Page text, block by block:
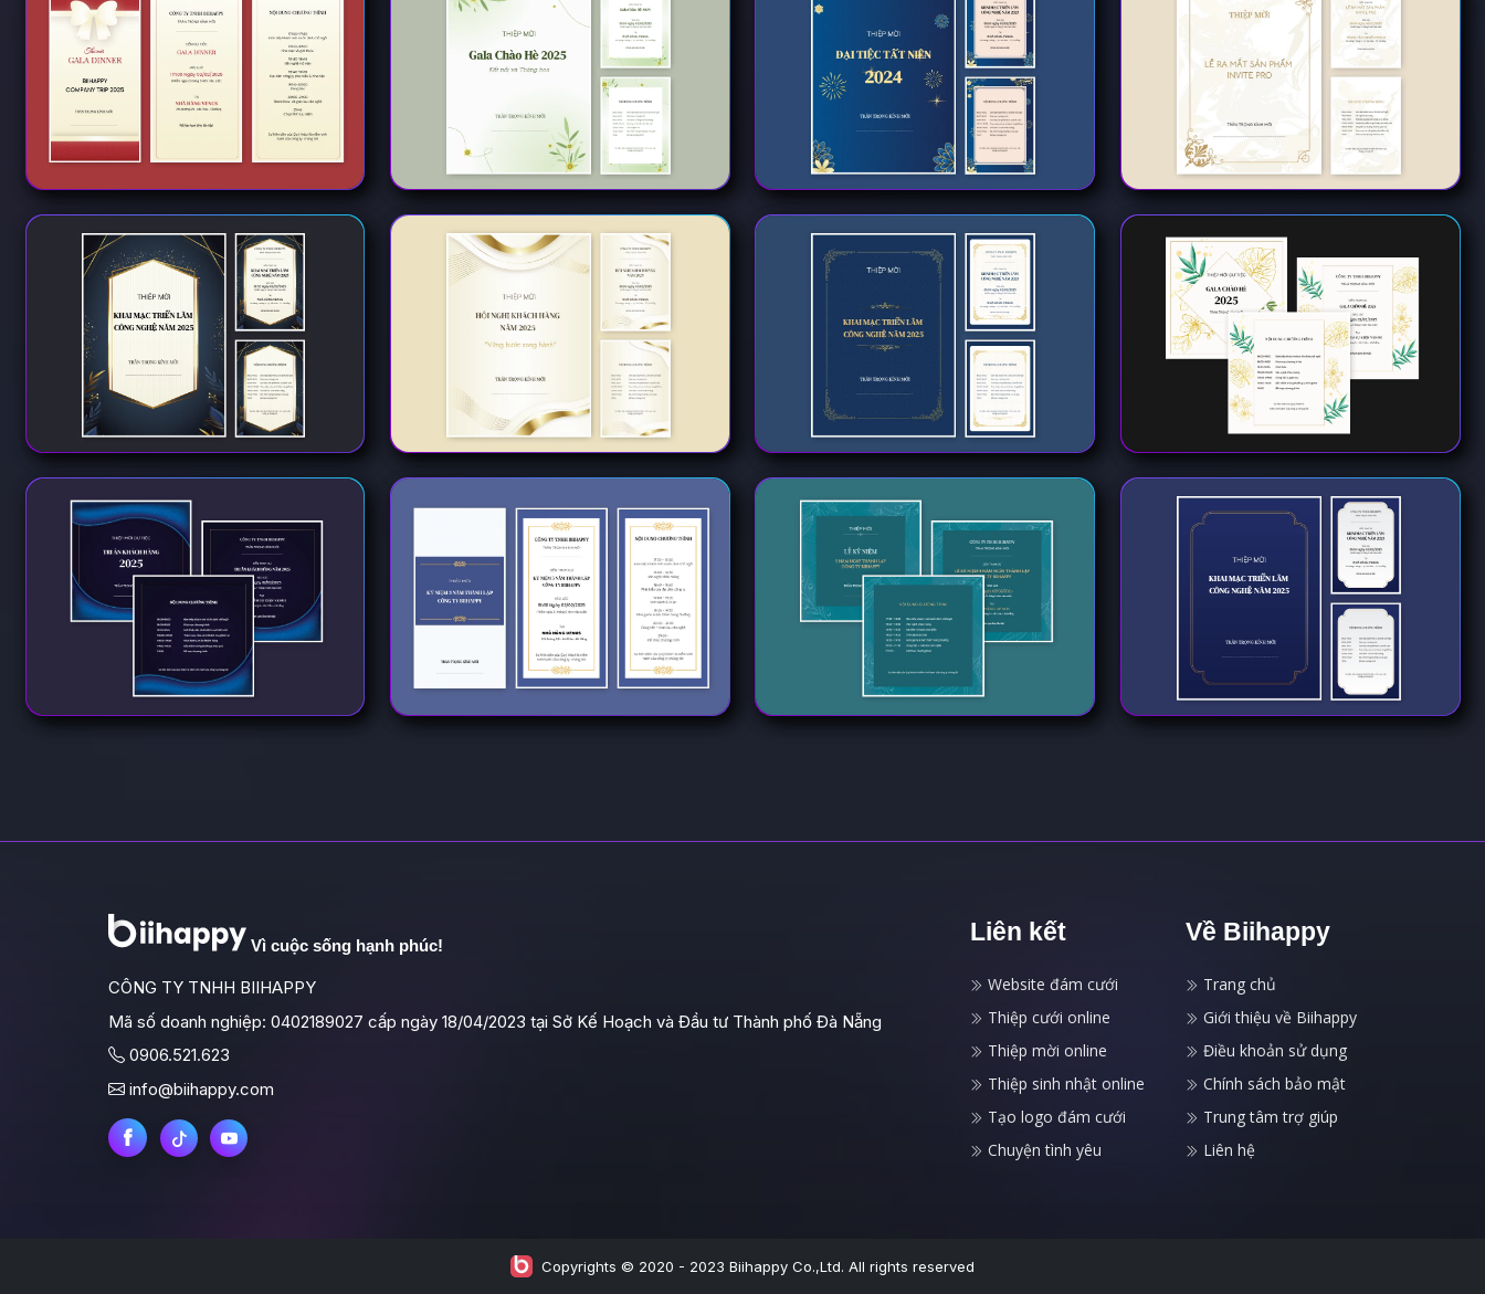
Vì cuộc sống hạnh phúc!
CÔNG TY TNHH BIIHAPPY
Mã số doanh nghiệp: 0402189027 cấp ngày 18/04/2023 tại Sở Kế Hoạch và Đầu tư Thành phố Đà Nẵng
0906.521.623
info@biihappy.com
Liên kết
Website đám cưới
Thiệp cưới online
Thiệp mời online
Thiệp sinh nhật online
Tạo logo đám cưới
Chuyện tình yêu
Về Biihappy
Trang chủ
Giới thiệu về Biihappy
Điều khoản sử dụng
Chính sách bảo mật
Trung tâm trợ giúp
Liên hệ
Copyrights © 2020 - 2023 Biihappy Co.,Ltd. All rights reserved